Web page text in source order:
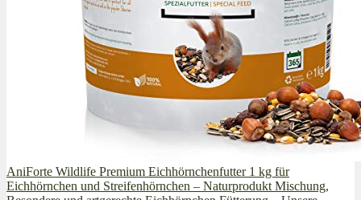
AniForte Wildlife Premium Eichhörnchenfutter 1 kg für
Eichhörnchen und Streifenhörnchen – Naturprodukt Mischung,